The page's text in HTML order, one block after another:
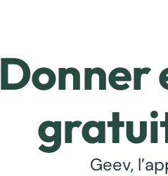
Donner
Geev,